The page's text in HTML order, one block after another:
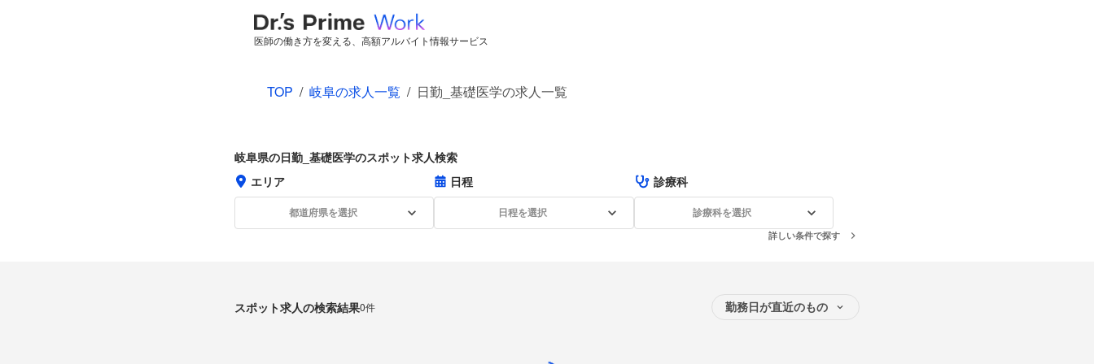
医師の働き方を変える、高額アルバイト情報サービス
TOP / 岐阜の求人一覧 / 日勤_基礎医学の求人一覧
岐阜県の日勤_基礎医学のスポット求人検索
エリア
都道府県を選択
日程
日程を選択
診療科
診療科を選択
詳しい条件で探す
スポット求人の検索結果0件 勤務日が直近のもの